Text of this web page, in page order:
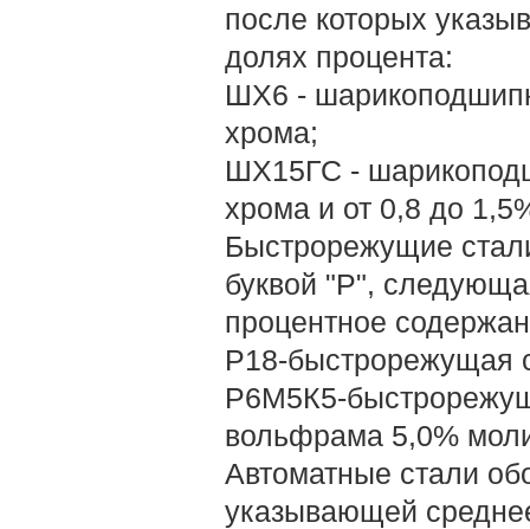
после которых
долях процента:
ШХ6 -
хрома;
ШХ15ГС -
хрома и от 0,8 до
Быстрорежущие
буквой "Р",
процентное
Р18-быстрорежущая
Р6М5К5-
вольфрама 5,0%
Автоматные стали
указывающей